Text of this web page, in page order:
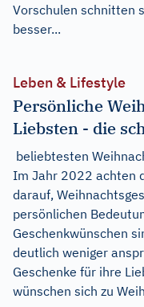
Vorschulen schnitten
besser...
Leben & Lifestyle
Persönliche
Liebsten - die
beliebtesten
Im Jahr 2022 achten
darauf,
persönlichen
Geschenkwünschen
deutlich weniger
Geschenke für ihre
wünschen sich zu